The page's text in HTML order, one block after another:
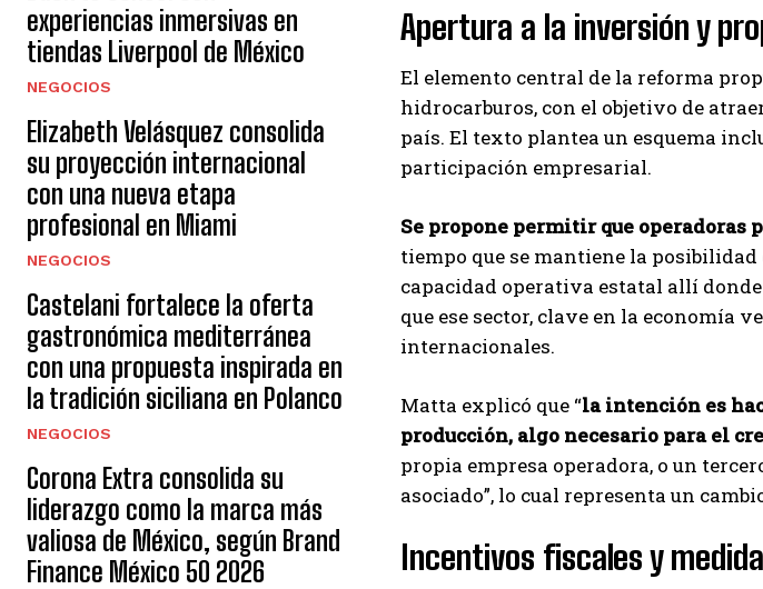
en medios y
empresas de
en el mercado. Su trabajo aporta
comunidades empresariales como
Nueva Prensa.
experiencias inmersivas en
tiendas Liverpool de México
NEGOCIOS
Elizabeth Velásquez consolida
su proyección internacional
con una nueva etapa
profesional en Miami
NEGOCIOS
Castelani fortalece la oferta
gastronómica mediterránea
con una propuesta inspirada en
la tradición siciliana en Polanco
NEGOCIOS
Corona Extra consolida su
liderazgo como la marca más
valiosa de México, según Brand
Finance México 50 2026
Apertura a la inversión y
El elemento central de la reforma
hidrocarburos, con el objetivo de
país. El texto plantea un esquema
participación empresarial.
Se propone permitir que
tiempo que se mantiene la
capacidad operativa estatal allí
que ese sector, clave en la economía
internacionales.
Matta explicó que “la intención es
producción, algo necesario para el
propia empresa operadora, o un
asociado”, lo cual representa un
Incentivos fiscales y